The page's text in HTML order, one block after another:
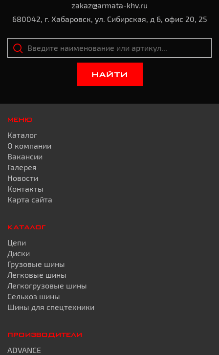
zakaz@armata-khv.ru
680042, г. Хабаровск, ул. Сибирская, д 6, офис 20, 25
НАЙТИ
МЕНЮ
Каталог
О компании
Вакансии
Галерея
Новости
Контакты
Карта сайта
КАТАЛОГ
Цепи
Диски
Грузовые шины
Легковые шины
Легкогрузовые шины
Сельхоз шины
Шины для спецтехники
ПРОИЗВОДИТЕЛИ
ADVANCE